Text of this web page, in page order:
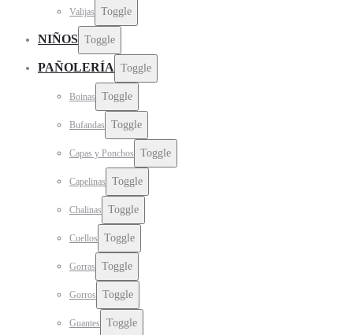
Valijas Toggle
NIÑOS Toggle
PAÑOLERÍA Toggle
Boinas Toggle
Bufandas Toggle
Capas y Ponchos Toggle
Capelinas Toggle
Chalinas Toggle
Cuellos Toggle
Gorras Toggle
Gorros Toggle
Guantes Toggle